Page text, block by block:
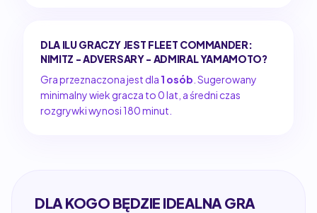
DLA ILU GRACZY JEST FLEET COMMANDER:
NIMITZ - ADVERSARY - ADMIRAL YAMAMOTO?
Gra przeznaczona jest dla 1 osób . Sugerowany
minimalny wiek gracza to 0 lat, a średni czas
rozgrywki wynosi 180 minut.
DLA KOGO BĘDZIE IDEALNA GRA